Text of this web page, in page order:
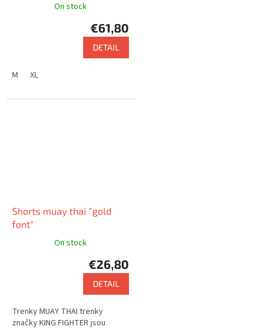
On stock
€61,80
DETAIL
M XL
Shorts muay thai "gold
font"
On stock
€26,80
DETAIL
Trenky MUAY THAI trenky
značky KING FIGHTER jsou